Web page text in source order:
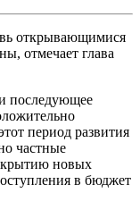
открывающимися
отмечает глава
последующее
период развития
частные
новых
в бюджет